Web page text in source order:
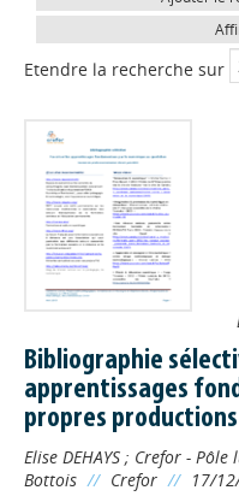
Etendre la recherche sur
Bibliographie
apprentissages
propres
Elise DEHAYS ; Crefor -
Bottois // Crefor // 17/